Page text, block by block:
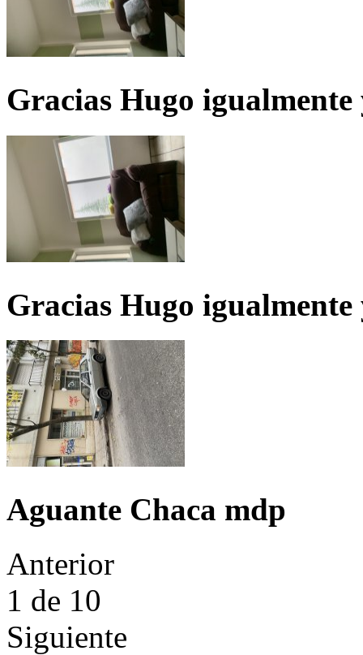
Gracias Hugo igualmente
Gracias Hugo igualmente
Aguante Chaca mdp
Anterior
1 de 10
Siguiente